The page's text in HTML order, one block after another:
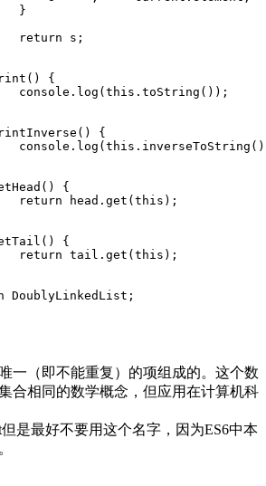
}
return s;
( ) {
console . log ( this . toString ());
( ) {
console . log ( this . inverseToString
( ) {
return head. get ( this );
( ) {
return tail. get ( this );
DoublyLinkedList ;
一（即不能重复）的项组成的。这个数
合相同的数学概念，但应用在计算机科
是最好不要用这个名字，因为ES6中本